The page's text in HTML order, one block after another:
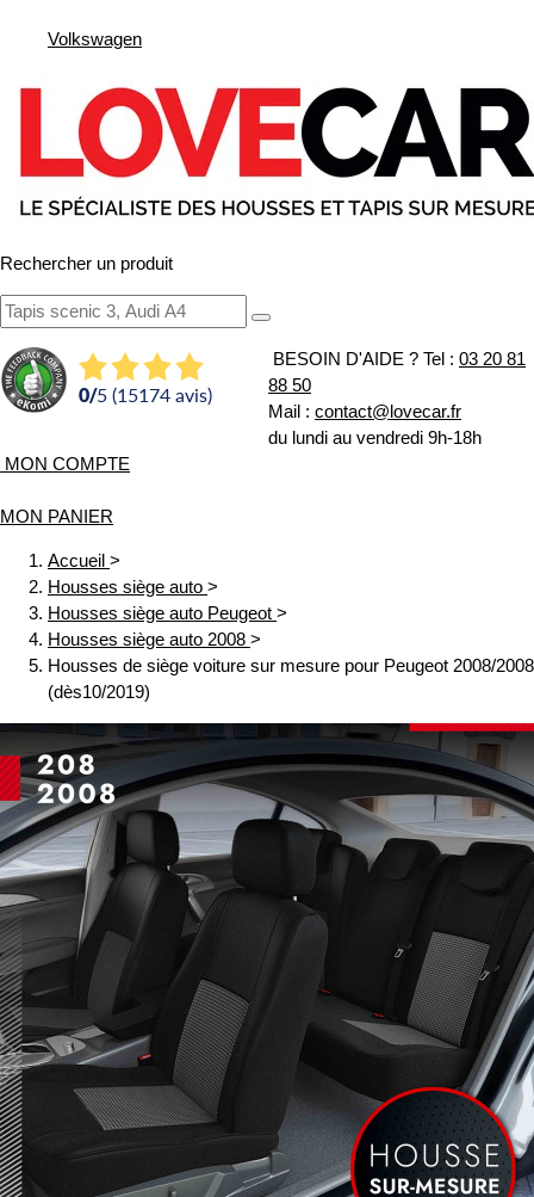
Volkswagen
Rechercher un produit
0/5 (15174 avis)
BESOIN D'AIDE ? Tel : 03 20 81
88 50
Mail : contact@lovecar.fr
du lundi au vendredi 9h-18h
MON COMPTE
MON PANIER
Accueil >
Housses siège auto >
Housses siège auto Peugeot >
Housses siège auto 2008 >
Housses de siège voiture sur mesure pour Peugeot 2008/2008
(dès10/2019)